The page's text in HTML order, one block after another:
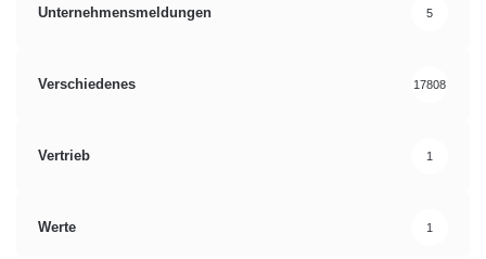
Unternehmensmeldungen 5
Verschiedenes 17808
Vertrieb 1
Werte 1